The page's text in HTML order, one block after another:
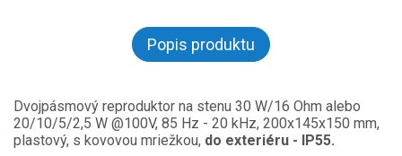
Popis produktu
Dvojpásmový reproduktor na stenu 30 W/16 Ohm alebo
20/10/5/2,5 W @100V, 85 Hz - 20 kHz, 200x145x150 mm,
plastový, s kovovou mriežkou, do exteriéru - IP55.